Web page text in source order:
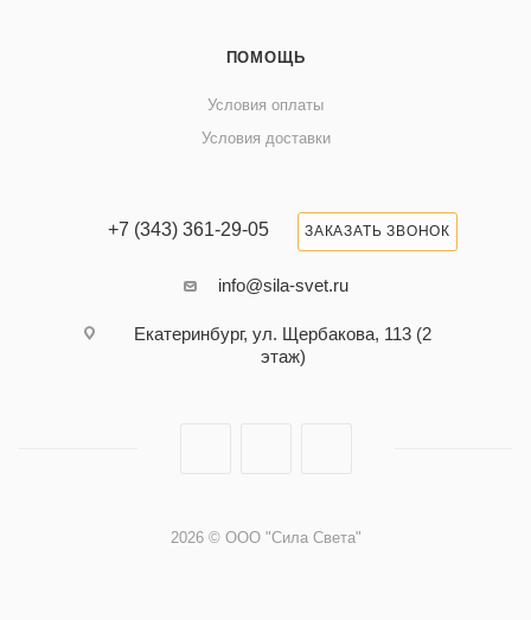
ПОМОЩЬ
Условия оплаты
Условия доставки
+7 (343) 361-29-05 ЗАКАЗАТЬ ЗВОНОК
info@sila-svet.ru
Екатеринбург, ул. Щербакова, 113 (2
этаж)
2026 © ООО "Сила Света"